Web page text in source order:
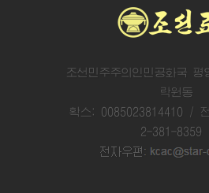
조선민주주의인민공화국 평
락원동
확스: 0085023814410 /
2-381-8359